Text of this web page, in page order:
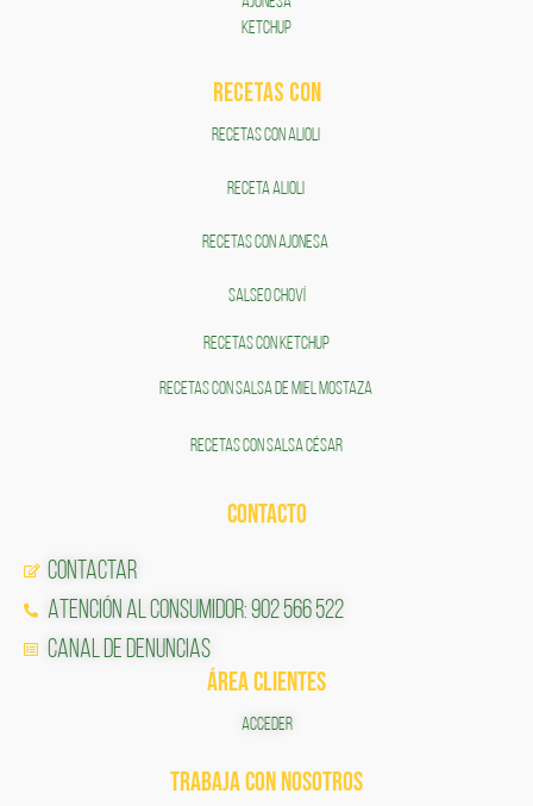
KETCHUP
RECETAS COn
RECETAS CON ALIOLI
RECETA ALIOLI
RECETAS CON AJONESA
SALSEO CHOVÍ
RECETAS CON KETCHUP
RECETAS CON SALSA DE MIEL MOSTAZA
RECETAS CON SALSA CÉSAR
CONTACTO
Contactar
Atención al Consumidor: 902 566 522
Canal de Denuncias
ÁREA CLIENTES
ACCEDER
TRABAJA CON NOSOTROS